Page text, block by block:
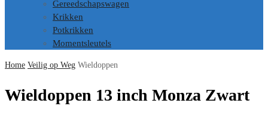
Gereedschapswagen
Krikken
Potkrikken
Momentsleutels
Home Veilig op Weg Wieldoppen
Wieldoppen 13 inch Monza Zwart